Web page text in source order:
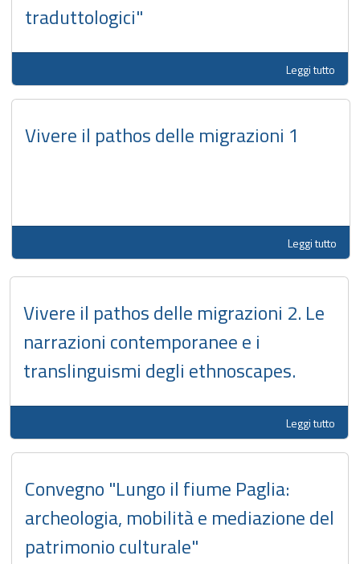
traduttologici"
Leggi tutto
Vivere il pathos delle migrazioni 1
Leggi tutto
Vivere il pathos delle migrazioni 2. Le
narrazioni contemporanee e i
translinguismi degli ethnoscapes.
Leggi tutto
Convegno "Lungo il fiume Paglia:
archeologia, mobilità e mediazione del
patrimonio culturale"